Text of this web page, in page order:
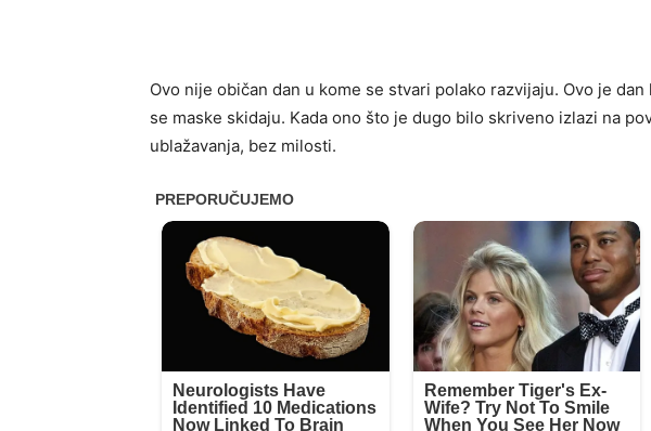
Ovo nije običan dan u kome se stvari polako razvijaju. Ovo je
se maske skidaju. Kada ono što je dugo bilo skriveno izlazi na
ublažavanja, bez milosti.